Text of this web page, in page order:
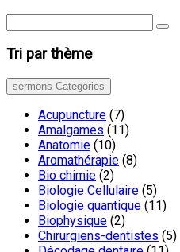
Tri par thème
sermons Categories
Acupuncture (7)
Amalgames (11)
Anatomie (10)
Aromathérapie (8)
Bio chimie (2)
Biologie Cellulaire (5)
Biologie quantique (11)
Biophysique (2)
Chirurgiens-dentistes (5)